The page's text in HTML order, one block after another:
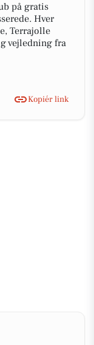
på gratis
Hver
Terrajolle
vejledning fra
Kopiér link